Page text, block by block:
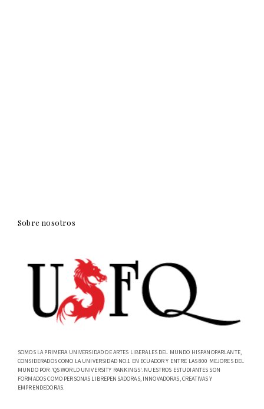
Sobre nosotros
SOMOS LA PRIMERA UNIVERSIDAD DE ARTES LIBERALES DEL MUNDO HISPANOPARLANTE,
CONSIDERADOS COMO LA UNIVERSIDAD NO.1 EN ECUADOR Y ENTRE LAS 800 MEJORES DEL
MUNDO POR 'QS WORLD UNIVERSITY RANKINGS'. NUESTROS ESTUDIANTES SON
FORMADOS COMO PERSONAS LIBREPENSADORAS, INNOVADORAS, CREATIVAS Y
EMPRENDEDORAS.